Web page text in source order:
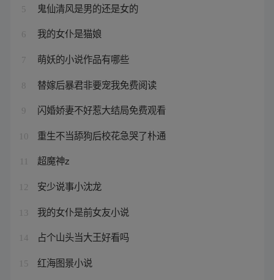
5 鬼仙清风是男的还是女的
6 我的女仆是猫娘
7 萌妖的小说作品有哪些
8 替嫁后暴君非要宠我免费阅读
9 闪婚娇妻不好惹大结局免费观看
10 重生不当舔狗后校花急哭了朴通
超魔神z
12 安少说事小沈龙
13 我的女仆是前女友小说
14 占个山头当大王好看吗
15 红海图景小说